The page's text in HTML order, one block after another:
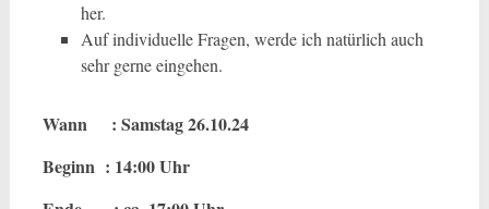
her.
Auf individuelle Fragen, werde ich natürlich auch
sehr gerne eingehen.
Wann : Samstag 26.10.24
Beginn : 14:00 Uhr